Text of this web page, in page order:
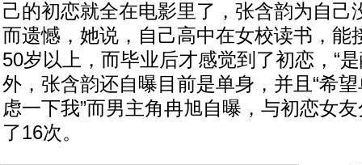
己的初恋就全在电影里了，张含韵为自己
而遗憾，她说，自己高中在女校读书，能
50岁以上，而毕业后才感觉到了初恋，“
外，张含韵还自曝目前是单身，并且“希
虑一下我”而男主角冉旭自曝，与初恋女
了16次。